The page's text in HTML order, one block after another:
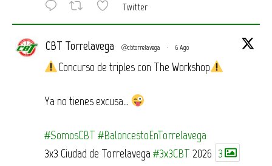
Twitter
CBT Torrelavega @cbtorrelavega · 6 Ago
Concurso de triples con The Workshop
Ya no tienes excusa…
#SomosCBT #BaloncestoEnTorrelavega
3x3 Ciudad de Torrelavega #3x3CBT 2026 3